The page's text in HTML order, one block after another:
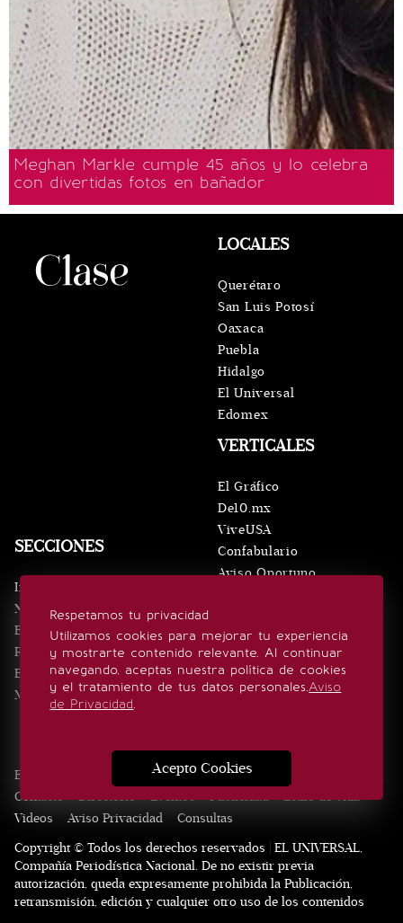
Meghan Markle cumple 45 años y lo celebra
con divertidas fotos en bañador
Respetamos tu privacidad
Utilizamos cookies para mejorar tu experiencia
y mostrarte contenido relevante. Al continuar
navegando, aceptas nuestra política de cookies
y el tratamiento de tus datos personales.Aviso
de Privacidad.
Acepto Cookies
SECCIONES
Inicio
Noticias
Eventos
Realeza
Estilo de vida
Minuto x Minuto
VERTICALES
El Gráfico
De10.mx
ViveUSA
Confabulario
Aviso Oportuno
LOCALES
Querétaro
San Luis Potosí
Oaxaca
Puebla
Hidalgo
El Universal
Edomex
SÍGUENOS
Edición Impresa Noticias Quiénes somos
Contacto
Directorio Eventos Publicidad
Estilo de vida
Videos
Aviso Privacidad
Consultas
Copyright © Todos los derechos reservados | EL UNIVERSAL,
Compañía Periodística Nacional. De no existir previa
autorización, queda expresamente prohibida la Publicación,
retransmisión, edición y cualquier otro uso de los contenidos